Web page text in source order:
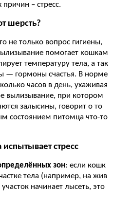
– стресс.
шерсть?
не только вопрос гигиены,
помогает кошкам
температуру тела, а так
— гормоны счастья. В норме
часов в день, ухаживая
вылизывание, при котором
залысины, говорит о то
состоянием питомца что-то
стресс
зон: если кошк
тела (например, на жив
начинает лысеть, это